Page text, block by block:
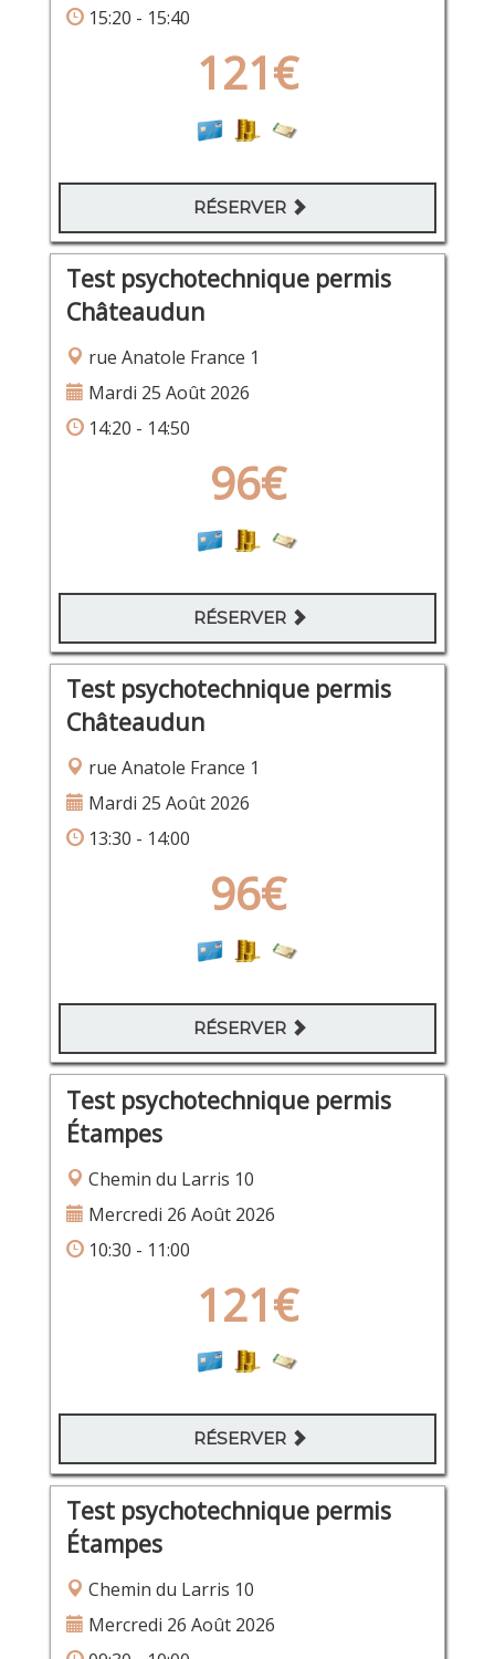
15:20 - 15:40
121€
RÉSERVER
Test psychotechnique permis
Châteaudun
rue Anatole France 1
Mardi 25 Août 2026
14:20 - 14:50
96€
RÉSERVER
Test psychotechnique permis
Châteaudun
rue Anatole France 1
Mardi 25 Août 2026
13:30 - 14:00
96€
RÉSERVER
Test psychotechnique permis
Étampes
Chemin du Larris 10
Mercredi 26 Août 2026
10:30 - 11:00
121€
RÉSERVER
Test psychotechnique permis
Étampes
Chemin du Larris 10
Mercredi 26 Août 2026